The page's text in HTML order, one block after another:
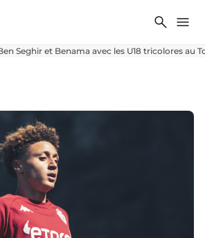
Seghir et Benama avec les U18 tricolores au